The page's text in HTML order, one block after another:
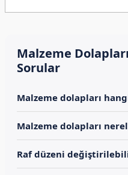
Malzeme
Sorular
Malzeme dolapları
Malzeme dolapları
Raf düzeni